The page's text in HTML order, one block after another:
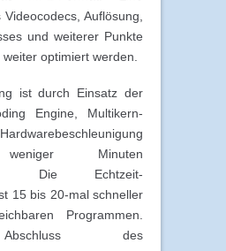
Auflösung,
und weiterer Punkte
optimiert werden.
ist durch Einsatz der
Engine, Multikern-
Minuten
Die Echtzeit-
15 bis 20-mal schneller
Programmen.
des